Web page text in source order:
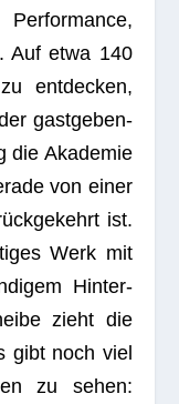
Auf etwa 140
ent­de­cken,
gast­ge­ben­
die Aka­de­mie
von einer
ist.
Werk mit
Hin­ter­
zieht die
gibt noch viel
zu sehen: